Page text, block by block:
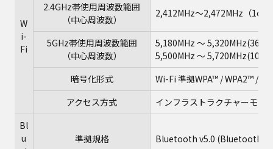
W
i-
Fi
2.4GHz帯使用周波数範囲
（中心周波数）
2,412MHz～2,472MHz（1ch
5GHz帯使用周波数範囲
（中心周波数）
5,180MHz ～ 5,320MHz(36/
5,500MHz ～
暗号化形式
Wi-Fi 準拠WPA™ / WPA2™ /
アクセス方式
インフラストラクチャーモー
Bl
u
準拠規格 Bluetooth v5.0 (Bluetooth